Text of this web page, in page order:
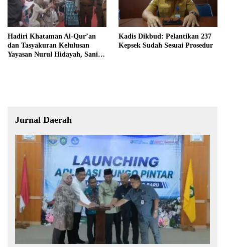
Hadiri Khataman Al-Qur’an
dan Tasyakuran Kelulusan
Yayasan Nurul Hidayah, Sani
Kadis Dikbud: Pelantikan 237
Kepsek Sudah Sesuai Prosedur
Jurnal Daerah